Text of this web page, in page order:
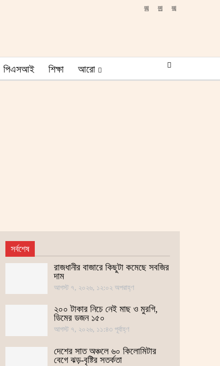
পিএসআই শিক্ষা আরো
সর্বশেষ
রাজধানীর বাজারে কিছুটা কমেছে সবজির
দাম
আগস্ট ৭, ২০২৬, ১২:০২ অপরাহ্ণ
২০০ টাকার নিচে নেই মাছ ও মুরগি,
ডিমের ডজন ১৫০
আগস্ট ৭, ২০২৬, ১১:৪৩ পূর্বাহ্ণ
দেশের সাত অঞ্চলে ৬০ কিলোমিটার
বেগে ঝড়-বৃষ্টির সতর্কতা